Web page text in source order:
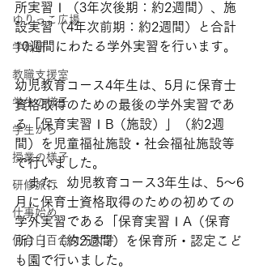
ゆりっこ広場
学科研
教職支援室
学生の様子
学生から
授業の様子
研修旅行
仕事始め
仙台白百合女子大学
所実習Ⅰ（3年次後期：約2週間）、施
設実習（4年次前期：約2週間）と合計
10週間にわたる学外実習を行います。
幼児教育コース4年生は、5月に保育士
資格取得のための最後の学外実習であ
る「保育実習ⅠB（施設）」（約2週
間）を児童福祉施設・社会福祉施設等
で行いました。
また、幼児教育コース3年生は、5～6
月に保育士資格取得のための初めての
学外実習である「保育実習ⅠA（保育
所）」（約2週間）を保育所・認定こど
も園で行いました。